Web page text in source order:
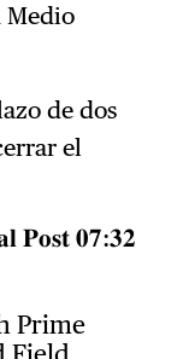
Medio
de dos
el
𝐏𝐨𝐬𝐭 𝟎𝟕:𝟑𝟐
Prime